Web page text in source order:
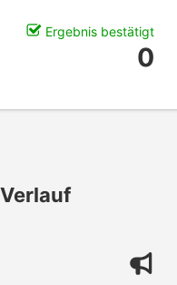
Ergebnis bestätigt
0
Verlauf